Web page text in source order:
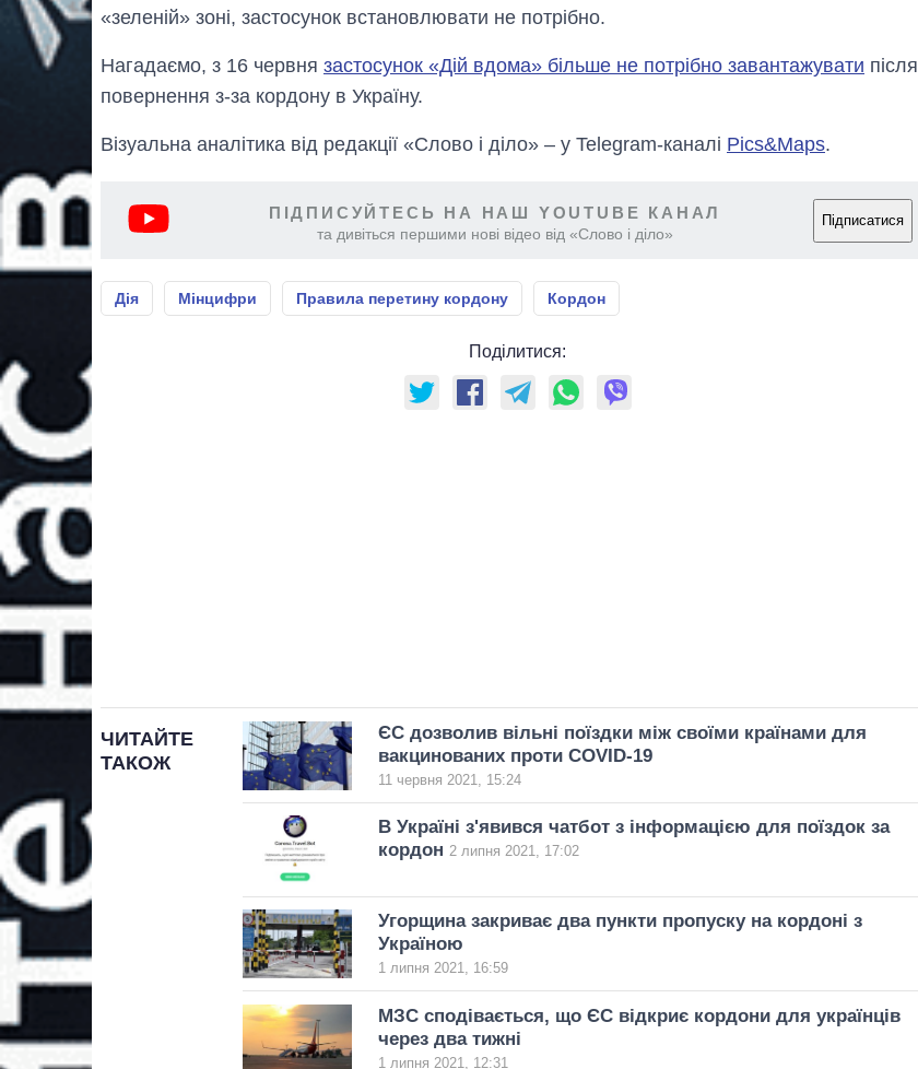
«зеленій» зоні, застосунок встановлювати не потрібно.
Нагадаємо, з 16 червня застосунок «Дій вдома» більше не потрібно завантажувати після
повернення з-за кордону в Україну.
Візуальна аналітика від редакції «Слово і діло» – у Telegram-каналі Pics&Maps.
ПІДПИСУЙТЕСЬ НА НАШ YOUTUBE КАНАЛ
та дивіться першими нові відео від «Слово і діло»
Підписатися
Дія Мінцифри Правила перетину кордону Кордон
Поділитися:
ЧИТАЙТЕ
ТАКОЖ
ЄС дозволив вільні поїздки між своїми країнами для
вакцинованих проти COVID-19
11 червня 2021, 15:24
В Україні з'явився чатбот з інформацією для поїздок за
кордон 2 липня 2021, 17:02
Угорщина закриває два пункти пропуску на кордоні з
Україною
1 липня 2021, 16:59
МЗС сподівається, що ЄС відкриє кордони для українців
через два тижні
1 липня 2021, 12:31